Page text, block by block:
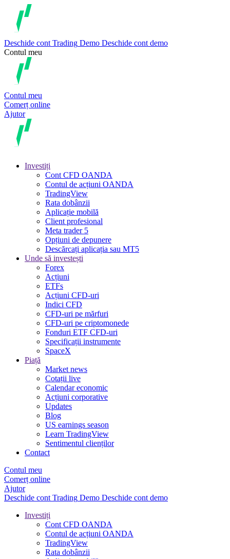
Deschide cont Trading Demo Deschide cont demo
Contul meu
Contul meu
Comerț online
Ajutor
Investiți
Cont CFD OANDA
Contul de acțiuni OANDA
TradingView
Rata dobânzii
Aplicație mobilă
Client profesional
Meta trader 5
Opțiuni de depunere
Descărcați aplicația sau MT5
Unde să investești
Forex
Acțiuni
ETFs
Acțiuni CFD-uri
Indici CFD
CFD-uri pe mărfuri
CFD-uri pe criptomonede
Fonduri ETF CFD-uri
Specificații instrumente
SpaceX
Piață
Market news
Cotații live
Calendar economic
Acțiuni corporative
Updates
Blog
US earnings season
Learn TradingView
Sentimentul clienților
Contact
Contul meu
Comerț online
Ajutor
Deschide cont Trading Demo Deschide cont demo
Investiți
Cont CFD OANDA
Contul de acțiuni OANDA
TradingView
Rata dobânzii